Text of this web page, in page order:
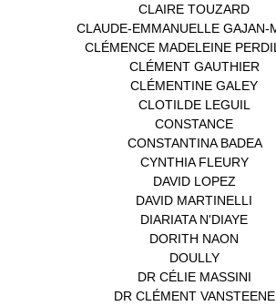
CLAIRE TOUZARD
CLAUDE-EMMANUELLE GAJAN-
CLÉMENCE MADELEINE
CLÉMENT GAUTHIER
CLÉMENTINE GALEY
CLOTILDE LEGUIL
CONSTANCE
CONSTANTINA BADEA(1)
CYNTHIA FLEURY(2)
DAVID LOPEZ
DAVID MARTINELLI
DIARIATA N'DIAYE
DORITH NAON
DOULLY(1)
DR CÉLIE MASSINI
DR CLÉMENT VANSTEENE